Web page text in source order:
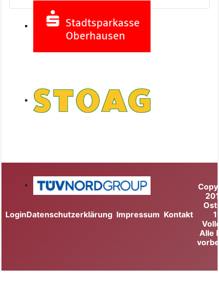
LoginDatenschutzerklärung Impressum Kontakt
Alle